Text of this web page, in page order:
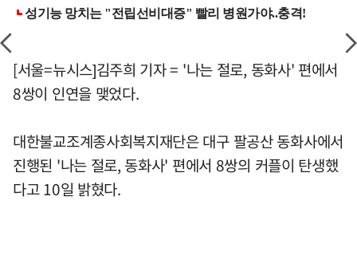
[서울=뉴시스]김주희 기자 = '나는 절로, 동화사' 편에서
8쌍이 인연을 맺었다.
대한불교조계종사회복지재단은 대구 팔공산 동화사에서
진행된 '나는 절로, 동화사' 편에서 8쌍의 커플이 탄생했
다고 10일 밝혔다.